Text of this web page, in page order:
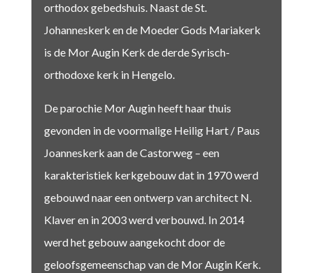
orthodox gebedshuis. Naast de St.
Johanneskerk en de Moeder Gods Mariakerk
is de Mor Augin Kerk de derde Syrisch-
orthodoxe kerk in Hengelo.
De parochie Mor Augin heeft haar thuis
gevonden in de voormalige Heilig Hart / Paus
Joanneskerk aan de Castorweg – een
karakteristiek kerkgebouw dat in 1970 werd
gebouwd naar een ontwerp van architect N.
Klaver en in 2003 werd verbouwd. In 2014
werd het gebouw aangekocht door de
geloofsgemeenschap van de Mor Augin Kerk.